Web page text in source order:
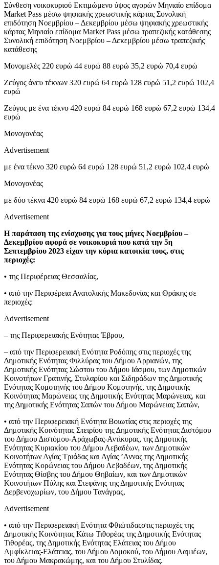
Σύνθεση νοικοκυριού Εκτιμώμενο ύψος αγορών Μηνιαίο επίδομα
Market Pass μέσω ψηφιακής χρεωστικής κάρτας Συνολική
επιδότηση Νοεμβρίου – Δεκεμβρίου μέσω ψηφιακής χρεωστικής
κάρτας Μηνιαίο επίδομα Market Pass μέσω τραπεζικής κατάθεσης
Συνολική επιδότηση Νοεμβρίου – Δεκεμβρίου μέσω τραπεζικής
κατάθεσης
Μονομελές 220 ευρώ 44 ευρώ 88 ευρώ 35,2 ευρώ 70,4 ευρώ
Ζεύγος άνευ τέκνων 320 ευρώ 64 ευρώ 128 ευρώ 51,2 ευρώ 102,4
ευρώ
Ζεύγος με ένα τέκνο 420 ευρώ 84 ευρώ 168 ευρώ 67,2 ευρώ 134,4
ευρώ
Μονογονέας
Advertisement
με ένα τέκνο 320 ευρώ 64 ευρώ 128 ευρώ 51,2 ευρώ 102,4 ευρώ
Μονογονέας
με δύο τέκνα 420 ευρώ 84 ευρώ 168 ευρώ 67,2 ευρώ 134,4 ευρώ
Advertisement
Η παράταση της ενίσχυσης για τους μήνες Νοεμβρίου –
Δεκεμβρίου αφορά σε νοικοκυριά που κατά την 5η
Σεπτεμβρίου 2023 είχαν την κύρια κατοικία τους, στις
περιοχές:
• της Περιφέρειας Θεσσαλίας,
• από την Περιφέρεια Ανατολικής Μακεδονίας και Θράκης σε
περιοχές:
Advertisement
– της Περιφερειακής Ενότητας Έβρου,
– από την Περιφερειακή Ενότητα Ροδόπης στις περιοχές της
Δημοτικής Ενότητας Φιλλύρας του Δήμου Αρριανών, της
Δημοτικής Ενότητας Σώστου του Δήμου Ιάσμου, των Δημοτικών
Κοινοτήτων Γρατινής, Στυλαρίου και Σιδηράδων της Δημοτικής
Ενότητας Κομοτηνής του Δήμου Κομοτηνής, της Δημοτικής
Κοινότητας Μαρώνειας της Δημοτικής Ενότητας Μαρώνειας, και
της Δημοτικής Ενότητας Σαπών του Δήμου Μαρώνειας Σαπών,
• από την Περιφερειακή Ενότητα Βοιωτίας στις περιοχές της
Δημοτικής Κοινότητας Στειρίου της Δημοτικής Ενότητας Διστόμου
του Δήμου Διστόμου-Αράχωβας-Αντίκυρας, της Δημοτικής
Ενότητας Κυριακίου του Δήμου Λεβαδέων, των Δημοτικών
Κοινοτήτων Αγίας Τριάδας και Αγίας ’Αννας της Δημοτικής
Ενότητας Κορώνειας του Δήμου Λεβαδέων, της Δημοτικής
Ενότητας Θίσβης του Δήμου Θηβαίων, και των Δημοτικών
Κοινοτήτων Πύλης και Στεφάνης της Δημοτικής Ενότητας
Δερβενοχωρίων, του Δήμου Τανάγρας,
Advertisement
• από την Περιφερειακή Ενότητα Φθιώτιδαςστις περιοχές της
Δημοτικής Κοινότητας Κάτω Τιθορέας της Δημοτικής Ενότητας
Τιθορέας, της Δημοτικής Ενότητας Ελάτειας του Δήμου
Αμφίκλειας-Ελάτειας, του Δήμου Δομοκού, του Δήμου Λαμιέων,
του Δήμου Μακρακώμης, και του Δήμου Στυλίδας.